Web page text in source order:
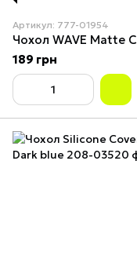
Артикул: 777-01954
189 грн